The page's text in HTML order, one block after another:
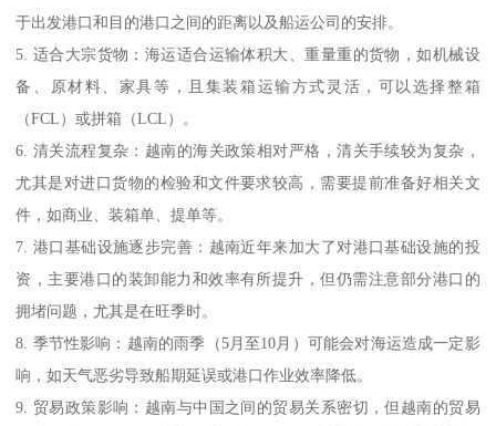
于出发港口和目的港口之间的距离以及船运公司的安排。
5. 适合大宗货物：海运适合运输体积大、重量重的货物，如机械设
备、原材料、家具等，且集装箱运输方式灵活，可以选择整箱
（FCL）或拼箱（LCL）。
6. 清关流程复杂：越南的海关政策相对严格，清关手续较为复杂，
尤其是对进口货物的检验和文件要求较高，需要提前准备好相关文
件，如商业、装箱单、提单等。
7. 港口基础设施逐步完善：越南近年来加大了对港口基础设施的投
资，主要港口的装卸能力和效率有所提升，但仍需注意部分港口的
拥堵问题，尤其是在旺季时。
8. 季节性影响：越南的雨季（5月至10月）可能会对海运造成一定影
响，如天气恶劣导致船期延误或港口作业效率降低。
9. 贸易政策影响：越南与中国之间的贸易关系密切，但越南的贸易